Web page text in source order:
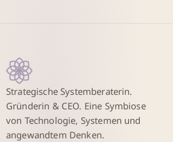
Strategische Systemberaterin.
Gründerin & CEO. Eine Symbiose
von Technologie, Systemen und
angewandtem Denken.